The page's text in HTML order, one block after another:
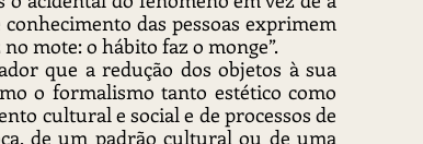
das pessoas exprimem
mote: o hábito faz o monge”.
que a redução dos objetos à sua
o formalismo tanto estético como
cultural e social e de processos de
de um padrão cultural ou de uma